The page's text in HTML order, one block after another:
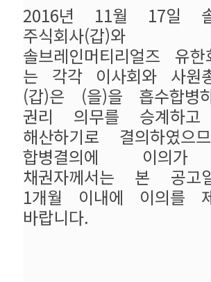
2016년 11월 17일
주식회사(갑)와
솔브레인머티리얼즈 유한
는 각각 이사회와 사원
(갑)은 (을)을 흡수합병
권리 의무를 승계하
해산하기로 결의하였으
합병결의에 이의
채권자께서는 본 공고
1개월 이내에 이의를
바랍니다.